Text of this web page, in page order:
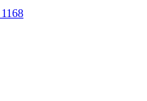
1168